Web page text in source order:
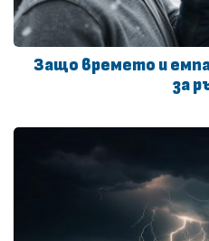
Защо времето и
за